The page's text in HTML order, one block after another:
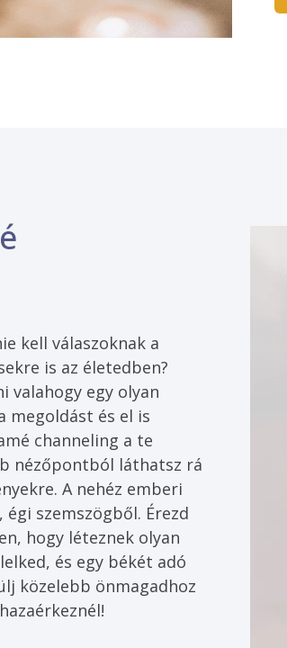
kell válaszoknak a
is az életedben?
valahogy egy olyan
megoldást és el is
channeling a te
nézőpontból láthatsz rá
A nehéz emberi
szemszögből. Érezd
hogy léteznek olyan
és egy békét adó
közelebb önmagadhoz